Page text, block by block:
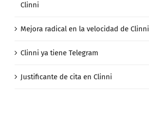
Clinni
Mejora radical en la velocidad de Clinni
Clinni ya tiene Telegram
Justificante de cita en Clinni